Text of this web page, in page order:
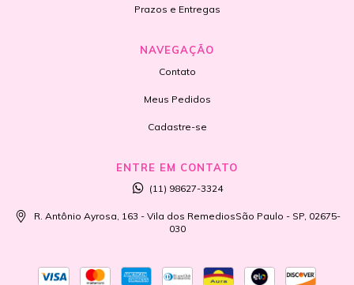
Prazos e Entregas
NAVEGAÇÃO
Contato
Meus Pedidos
Cadastre-se
ENTRE EM CONTATO
(11) 98627-3324
R. Antônio Ayrosa, 163 - Vila dos RemediosSão Paulo - SP, 02675-
030